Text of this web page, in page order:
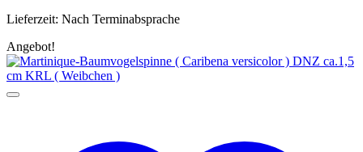
Lieferzeit: Nach Terminabsprache
Angebot!